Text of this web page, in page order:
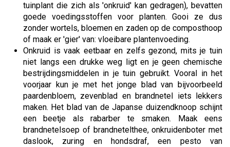
tuinplant die zich als 'onkruid' kan gedragen), bevatten
goede voedingsstoffen voor planten. Gooi ze dus
zonder wortels, bloemen en zaden op de composthoop
of maak er 'gier' van: vloeibare plantenvoeding.
Onkruid is vaak eetbaar en zelfs gezond, mits je tuin
niet langs een drukke weg ligt en je geen chemische
bestrijdingsmiddelen in je tuin gebruikt. Vooral in het
voorjaar kun je met het jonge blad van bijvoorbeeld
paardenbloem, zevenblad en brandnetel iets lekkers
maken. Het blad van de Japanse duizendknoop schijnt
een beetje als rabarber te smaken. Maak eens
brandnetelsoep of brandnetelthee, onkruidenboter met
daslook, zuring en hondsdraf, een pesto van